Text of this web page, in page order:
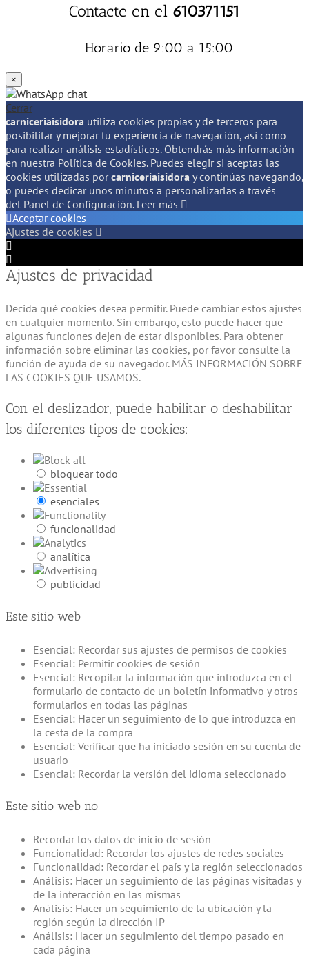
Contacte en el 610371151
Horario de 9:00 a 15:00
×
Cerrar
carniceriaisidora utiliza cookies propias y de terceros para
posibilitar y mejorar tu experiencia de navegación, así como
para realizar análisis estadísticos. Obtendrás más información
en nuestra Política de Cookies. Puedes elegir si aceptas las
cookies utilizadas porcarniceriaisidora y continúas navegando,
o puedes dedicar unos minutos a personalizarlas a través
del Panel de Configuración. Leer más
Aceptar cookies
Ajustes de cookies
Cookie
Box
de
Cookie
Ajustes de privacidad
Decida qué cookies desea permitir. Puede cambiar estos ajustes
en cualquier momento. Sin embargo, esto puede hacer que
algunas funciones dejen de estar disponibles. Para obtener
información sobre eliminar las cookies, por favor consulte la
función de ayuda de su navegador. MÁS INFORMACIÓN SOBRE
LAS COOKIES QUE USAMOS.
Con el deslizador, puede habilitar o deshabilitar
los diferentes tipos de cookies:
bloquear todo
esenciales
funcionalidad
analítica
publicidad
Este sitio web
Esencial: Recordar sus ajustes de permisos de cookies
Esencial: Permitir cookies de sesión
Esencial: Recopilar la información que introduzca en el
formulario de contacto de un boletín informativo y otros
formularios en todas las páginas
Esencial: Hacer un seguimiento de lo que introduzca en
la cesta de la compra
Esencial: Verificar que ha iniciado sesión en su cuenta de
usuario
Esencial: Recordar la versión del idioma seleccionado
Este sitio web no
Recordar los datos de inicio de sesión
Funcionalidad: Recordar los ajustes de redes sociales
Funcionalidad: Recordar el país y la región seleccionados
Análisis: Hacer un seguimiento de las páginas visitadas y
de la interacción en las mismas
Análisis: Hacer un seguimiento de la ubicación y la
región según la dirección IP
Análisis: Hacer un seguimiento del tiempo pasado en
cada página